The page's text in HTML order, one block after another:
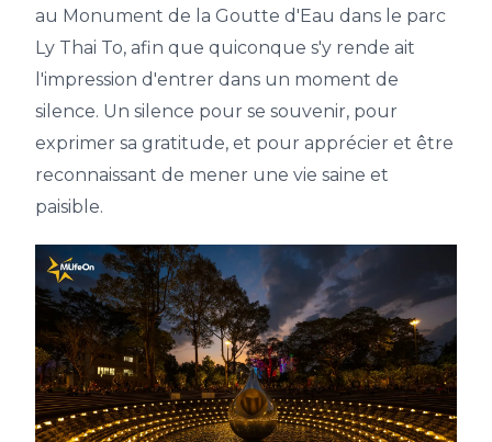
au Monument de la Goutte d'Eau dans le parc
Ly Thai To, afin que quiconque s'y rende ait
l'impression d'entrer dans un moment de
silence. Un silence pour se souvenir, pour
exprimer sa gratitude, et pour apprécier et être
reconnaissant de mener une vie saine et
paisible.